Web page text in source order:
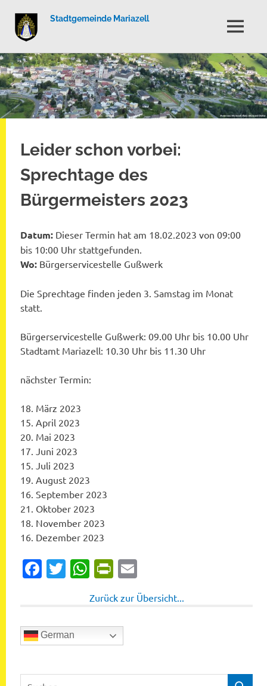
Zum
Inhalt
springen
Stadtgemeinde Mariazell
MENÜ
Leider schon vorbei:
Sprechtage des
Bürgermeisters 2023
Datum: Dieser Termin hat am 18.02.2023 von 09:00
bis 10:00 Uhr stattgefunden.
Wo: Bürgerservicestelle Gußwerk
Die Sprechtage finden jeden 3. Samstag im Monat
statt.
Bürgerservicestelle Gußwerk: 09.00 Uhr bis 10.00 Uhr
Stadtamt Mariazell: 10.30 Uhr bis 11.30 Uhr
nächster Termin:
18. März 2023
15. April 2023
20. Mai 2023
17. Juni 2023
15. Juli 2023
19. August 2023
16. September 2023
21. Oktober 2023
18. November 2023
16. Dezember 2023
Facebook
Twitter
WhatsApp
PrintFriendly
Zurück zur Übersicht...
German